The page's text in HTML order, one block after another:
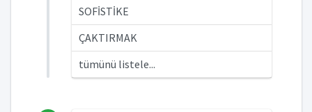
SOFİSTİKE
ÇAKTIRMAK
tümünü listele...